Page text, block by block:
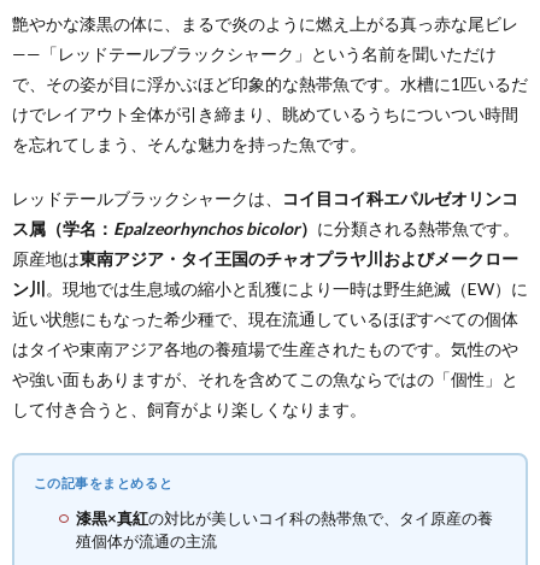
艶やかな漆黒の体に、まるで炎のように燃え上がる真っ赤な尾ビレ
——「レッドテールブラックシャーク」という名前を聞いただけ
で、その姿が目に浮かぶほど印象的な熱帯魚です。水槽に1匹いるだ
けでレイアウト全体が引き締まり、眺めているうちについつい時間
を忘れてしまう、そんな魅力を持った魚です。
レッドテールブラックシャークは、
コイ目コイ科エパルゼオリンコ
ス属（学名： Epalzeorhynchos bicolor） に分類される熱帯魚です。
原産地は東南アジア・タイ王国のチャオプラヤ川およびメークロー
ン川 。現地では生息域の縮小と乱獲により一時は野生絶滅（EW）に
近い状態にもなった希少種で、現在流通しているほぼすべての個体
はタイや東南アジア各地の養殖場で生産されたものです。気性のや
や強い面もありますが、それを含めてこの魚ならではの「個性」と
して付き合うと、飼育がより楽しくなります。
この記事をまとめると
漆黒×真紅の対比が美しいコイ科の熱帯魚で、タイ原産の養
殖個体が流通の主流